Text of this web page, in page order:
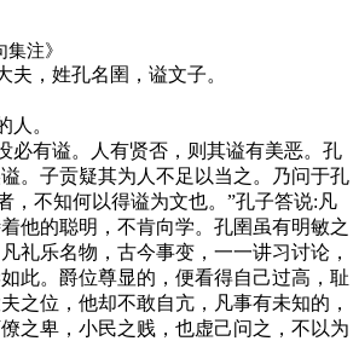
注》
夫，姓孔名圉，谥文子。
人。
必有谥。人有贤否，则其谥有美恶。孔
。子贡疑其为人不足以当之。乃问于孔
，不知何以得谥为文也。”孔子答说:凡
他的聪明，不肯向学。孔圉虽有明敏之
礼乐名物，古今事变，一一讲习讨论，
此。爵位尊显的，便看得自己过高，耻
之位，他却不敢自亢，凡事有未知的，
之卑，小民之贱，也虚己问之，不以为